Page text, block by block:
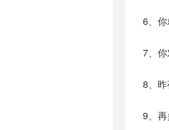
6、
7、
8、
9、